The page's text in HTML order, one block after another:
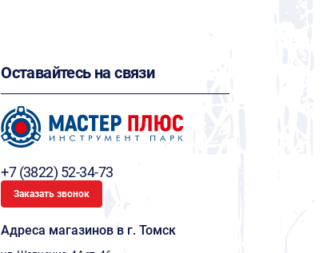
Оставайтесь на связи
+7 (3822) 52-34-73
Заказать звонок
Адреса магазинов в г. Томск